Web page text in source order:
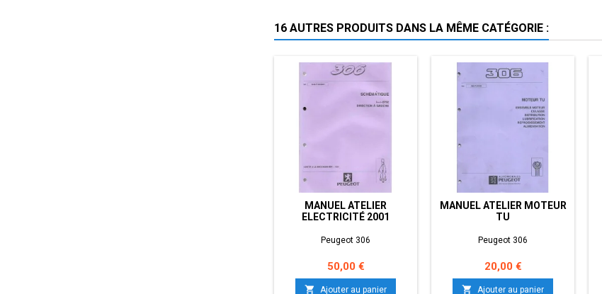
16 AUTRES PRODUITS DANS LA MÊME CATÉGORIE :
MANUEL ATELIER
ELECTRICITÉ 2001
Peugeot 306
Prix
50,00 €
 Ajouter au panier
MANUEL ATELIER MOTEUR
TU
Peugeot 306
Prix
20,00 €
 Ajouter au panier